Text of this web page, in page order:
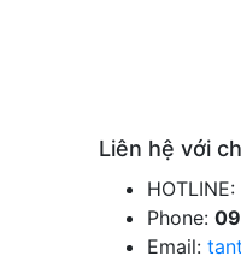
Liên hệ với
Phone:
Email: